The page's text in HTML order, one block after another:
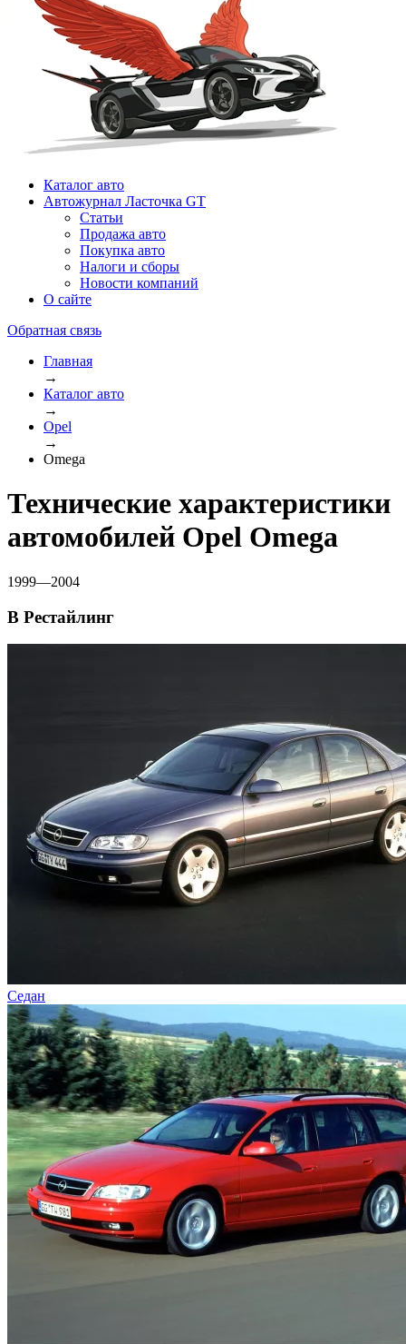
Каталог авто
Автожурнал Ласточка GT
Статьи
Продажа авто
Покупка авто
Налоги и сборы
Новости компаний
О сайте
Обратная связь
Главная
→
Каталог авто
→
Opel
→
Omega
Технические характеристики
автомобилей Opel Omega
1999—2004
B Рестайлинг
Седан